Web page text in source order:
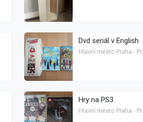
Dvd seriál v English
Hlavní město Praha -
Hry na PS3
Hlavní město Praha -